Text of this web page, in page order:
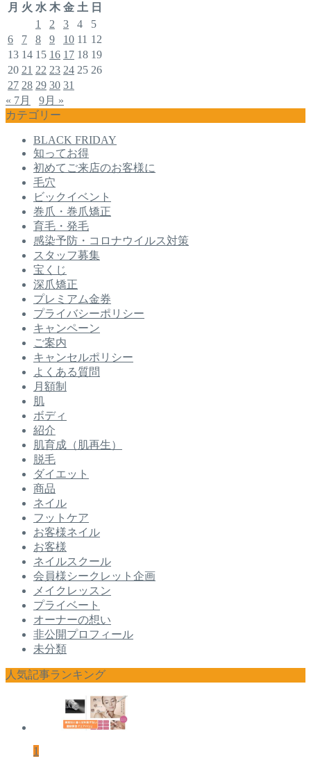
月 火 水 木 金 土 日
1
2 3 4
5
6
7 8 9 10 11 12
13 14 15 16 17 18 19
20 21 22 23 24 25 26
27 28 29 30 31
« 7月
9月 »
カテゴリー
BLACK FRIDAY
知ってお得
初めてご来店のお客様に
毛穴
ビックイベント
巻爪・巻爪矯正
育毛・発毛
感染予防・コロナウイルス対策
スタッフ募集
宝くじ
深爪矯正
プレミアム金券
プライバシーポリシー
キャンペーン
ご案内
キャンセルポリシー
よくある質問
月額制
肌
ボディ
紹介
肌育成（肌再生）
脱毛
ダイエット
商品
ネイル
フットケア
お客様ネイル
お客様
ネイルスクール
会員様シークレット企画
メイクレッスン
プライベート
オーナーの想い
非公開プロフィール
未分類
人気記事ランキング
1